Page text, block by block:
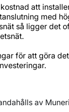
att
med
så ligger det
för att göra
av